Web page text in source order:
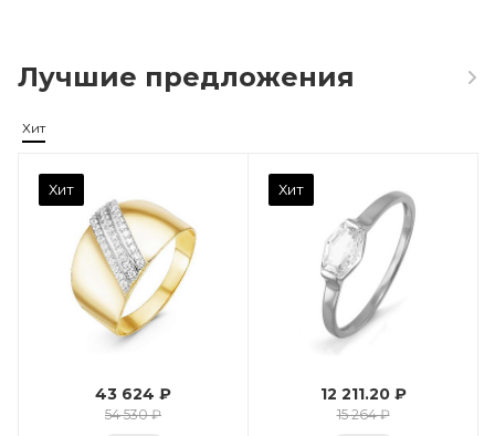
Лучшие предложения
Хит
Хит
43 624 ₽
54 530 ₽
Хит
Вес драгметалла
Марка (бренд)
Дельта
Фианит
Цвет золота
12 211.20 ₽
15 264 ₽